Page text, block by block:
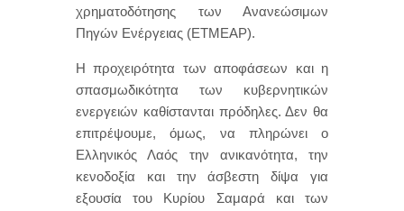
χρηματοδότησης των Ανανεώσιμων
Πηγών Ενέργειας (ΕΤΜΕΑΡ).
Η προχειρότητα των αποφάσεων και η
σπασμωδικότητα των κυβερνητικών
ενεργειών καθίστανται πρόδηλες. Δεν θα
επιτρέψουμε, όμως, να πληρώνει ο
Ελληνικός Λαός την ανικανότητα, την
κενοδοξία και την άσβεστη δίψα για
εξουσία του Κυρίου Σαμαρά και των